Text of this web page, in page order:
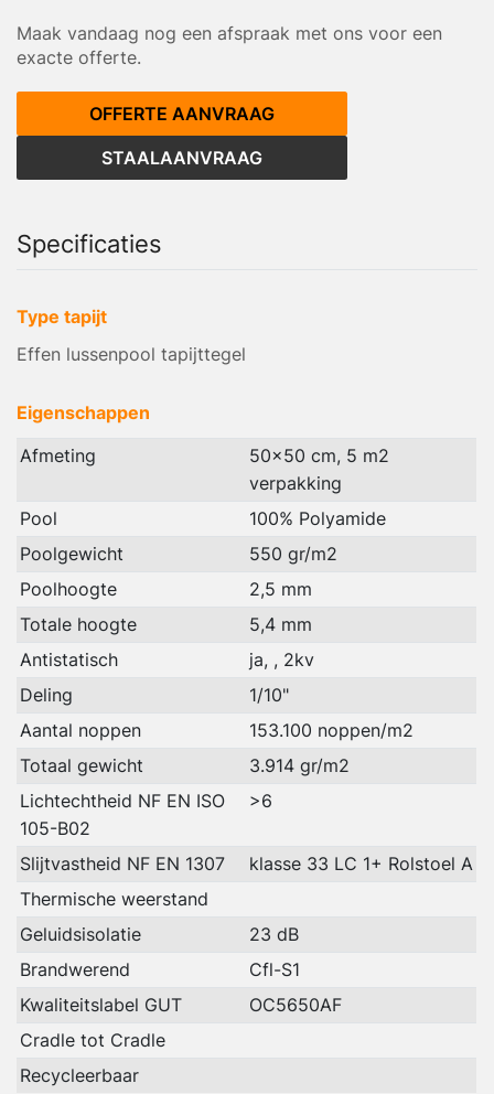
Maak vandaag nog een afspraak met ons voor een
exacte offerte.
OFFERTE AANVRAAG
STAALAANVRAAG
Specificaties
Type tapijt
Effen lussenpool tapijttegel
Eigenschappen
Afmeting
50x50 cm, 5 m2
verpakking
Pool
100% Polyamide
Poolgewicht
550 gr/m2
Poolhoogte
2,5 mm
Totale hoogte
5,4 mm
Antistatisch
ja, , 2kv
Deling
1/10"
Aantal noppen
153.100 noppen/m2
Totaal gewicht
3.914 gr/m2
Lichtechtheid NF EN ISO
105-B02
>6
Slijtvastheid NF EN 1307
klasse 33 LC 1+ Rolstoel A
Thermische weerstand
Geluidsisolatie
23 dB
Brandwerend
Cfl-S1
Kwaliteitslabel GUT
OC5650AF
Cradle tot Cradle
Recycleerbaar